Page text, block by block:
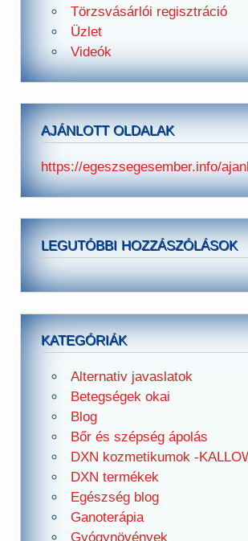
Törzsvásárlói regisztráció
Üzlet
Videók
AJÁNLOTT OLDALAK
https://egeszsegesember.info/
LEGUTÓBBI HOZZÁSZÓLÁSOK
KATEGÓRIÁK
Alternativ javaslatok
Betegségek okai
Blog
Bőr és szépség ápolás
DXN kozmetikumok -
DXN termékek
Egészség blog
Ganoterápia
Gyógynövények